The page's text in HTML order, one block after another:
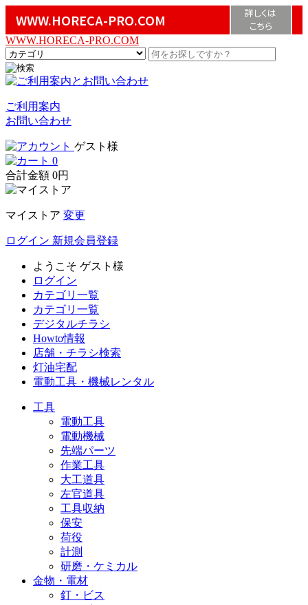
WWW.HORECA-PRO.COM
詳しくは
こちら
WWW.HORECA-PRO.COM
ご利用案内
お問い合わせ
ゲスト様
0
合計金額 0円
マイストア 変更
ログイン 新規会員登録
ようこそ ゲスト様
ログイン
カテゴリ一覧
カテゴリ一覧
デジタルチラシ
Howto情報
店舗・チラシ検索
灯油宅配
電動工具・機械レンタル
工具
電動工具
電動機械
先端パーツ
作業工具
大工道具
左官道具
工具収納
保安
荷役
計測
研磨・ケミカル
金物・電材
釘・ビス